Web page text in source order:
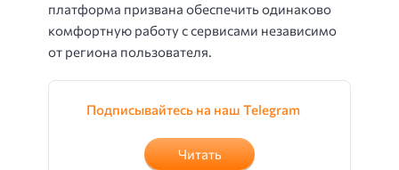
платформа призвана обеспечить одинаково
комфортную работу с сервисами независимо
от региона пользователя.
Подписывайтесь на наш Telegram
Читать